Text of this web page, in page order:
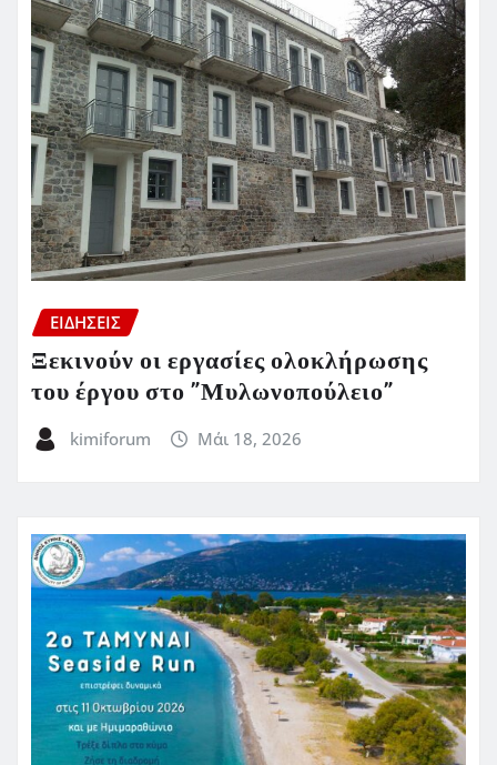
ΕΙΔΗΣΕΙΣ
Ξεκινούν οι εργασίες ολοκλήρωσης
του έργου στο ”Μυλωνοπούλειο”
kimiforum Μάι 18, 2026